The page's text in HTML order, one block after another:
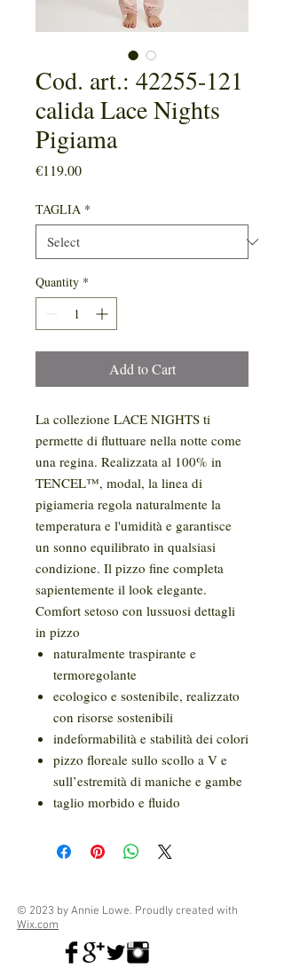
Cod. art.: 42255-121
calida Lace Nights
Pigiama
€119.00Price
TAGLIA *
Quantity *
Add to Cart
La collezione LACE NIGHTS ti
permette di fluttuare nella notte come
una regina. Realizzata al 100% in
TENCEL™, modal, la linea di
pigiameria regola naturalmente la
temperatura e l'umidità e garantisce
un sonno equilibrato in qualsiasi
condizione. Il pizzo fine completa
sapientemente il look elegante.
Comfort setoso con lussuosi dettagli
in pizzo
naturalmente traspirante e
termoregolante
ecologico e sostenibile, realizzato
con risorse sostenibili
indeformabilità e stabilità dei colori
pizzo floreale sullo scollo a V e
sull’estremità di maniche e gambe
taglio morbido e fluido
© 2023 by Annie Lowe. Proudly created with
Wix.com